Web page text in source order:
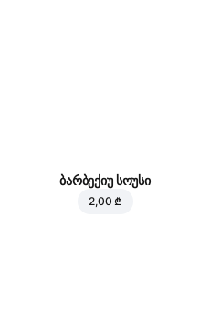
ბარბექიუ სოუსი
2,00 ₾